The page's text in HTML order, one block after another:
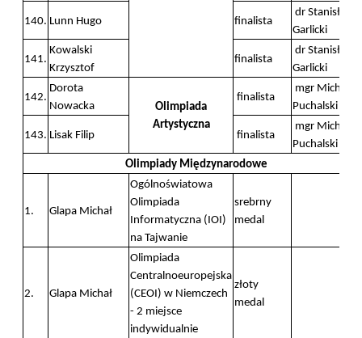
140. Lunn Hugo finalista
dr Stanisław
Garlicki
141.
Kowalski
Krzysztof
finalista
dr Stanisław
Garlicki
142.
Dorota
Nowacka
Olimpiada
Artystyczna
finalista
mgr Michał
Puchalski
143. Lisak Filip finalista
mgr Michał
Puchalski
Olimpiady Międzynarodowe
1. Glapa Michał
Ogólnoświatowa
Olimpiada
Informatyczna (IOI)
na Tajwanie
srebrny
medal
2. Glapa Michał
Olimpiada
Centralnoeuropejska
(CEOI) w Niemczech
- 2 miejsce
indywidualnie
złoty
medal